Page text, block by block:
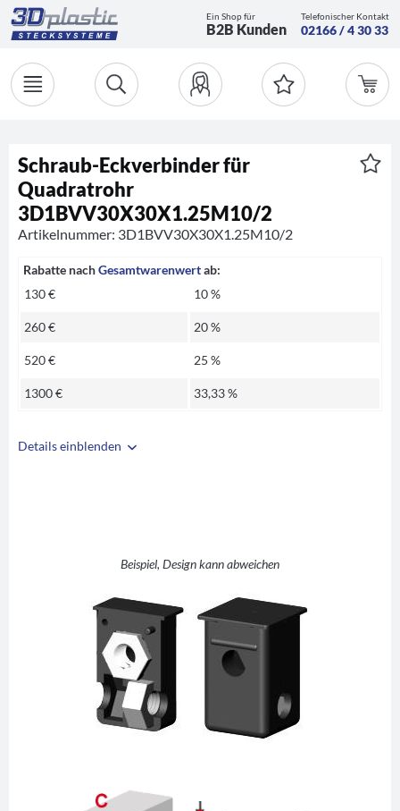
Ein Shop für
B2B Kunden
Telefonischer Kontakt
02166 / 4 30 33
Details einblenden
Beispiel, Design kann abweichen
Schraub-Eckverbinder für
Quadratrohr
3D1BVV30X30X1.25M10/2
Artikelnummer: 3D1BVV30X30X1.25M10/2
Rabatte nachGesamtwarenwertab:
130 €
10 %
260 € 20 %
520 € 25 %
1300 € 33,33 %